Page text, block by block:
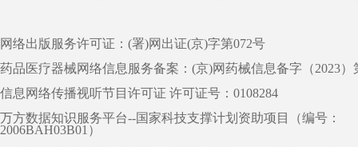
网络出版服务许可证：(署)网出证(京)字第072号
药品医疗器械网络信息服务备案：(京)网药械信息备字（2023）
信息网络传播视听节目许可证 许可证号：0108284
万方数据知识服务平台--国家科技支撑计划资助项目（编号：
2006BAH03B01）